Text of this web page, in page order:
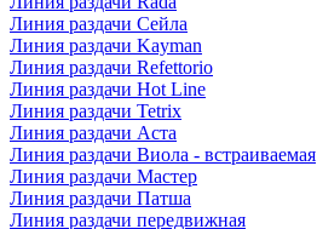
Линия раздачи Сейла
Линия раздачи Kayman
Линия раздачи Refettorio
Линия раздачи Hot Line
Линия раздачи Tetrix
Линия раздачи Аста
Линия раздачи Виола - встраиваемая
Линия раздачи Мастер
Линия раздачи Патша
Линия раздачи передвижная